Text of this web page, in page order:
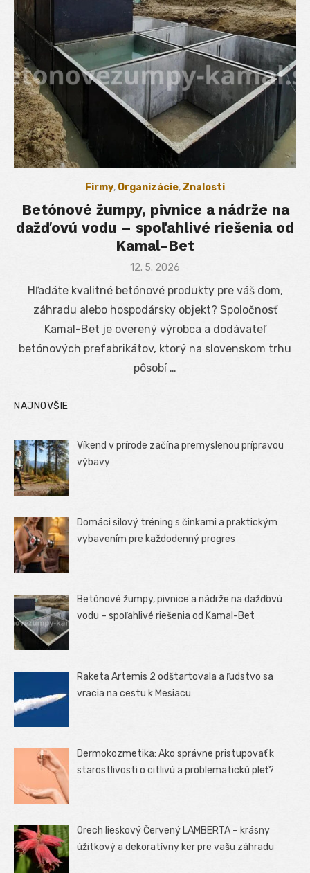
Firmy, Organizácie, Znalosti
Betónové žumpy, pivnice a nádrže na
dažďovú vodu – spoľahlivé riešenia od
Kamal-Bet
Posted
12. 5. 2026
Hľadáte kvalitné betónové produkty pre váš dom,
záhradu alebo hospodársky objekt? Spoločnosť
Kamal-Bet je overený výrobca a dodávateľ
betónových prefabrikátov, ktorý na slovenskom trhu
pôsobí …
NAJNOVŠIE
Víkend v prírode začína premyslenou prípravou
výbavy
Domáci silový tréning s činkami a praktickým
vybavením pre každodenný progres
Betónové žumpy, pivnice a nádrže na dažďovú
vodu – spoľahlivé riešenia od Kamal-Bet
Raketa Artemis 2 odštartovala a ľudstvo sa
vracia na cestu k Mesiacu
Dermokozmetika: Ako správne pristupovať k
starostlivosti o citlivú a problematickú pleť?
Orech lieskový Červený LAMBERTA – krásny
úžitkový a dekoratívny ker pre vašu záhradu